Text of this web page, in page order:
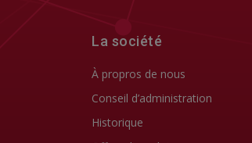
La société
À propros de nous
Conseil d’administration
Historique